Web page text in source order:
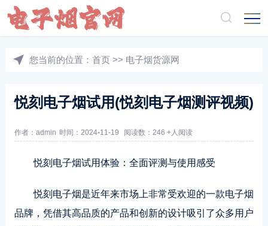
您当前的位置： 首页 >> 电子烟货源网
悦刻电子烟试用(悦刻电子烟测评视频)
作者：admin 时间：2024-11-19 阅读数：246 +人阅读
悦刻电子烟试用体验：全面评测与使用感受
悦刻电子烟是近年来市场上非常受欢迎的一款电子烟
品牌，凭借其高品质的产品和创新的设计吸引了众多用户